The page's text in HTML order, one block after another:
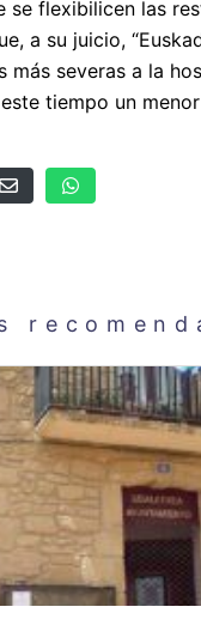
se flexibilicen las
a su juicio,
más severas a la
tiempo un